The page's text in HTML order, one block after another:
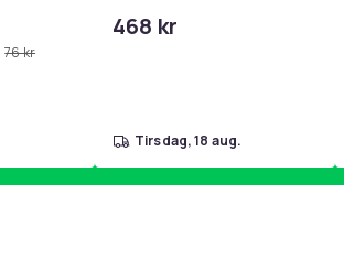
76 kr
468 kr
tirsdag, 18 aug.